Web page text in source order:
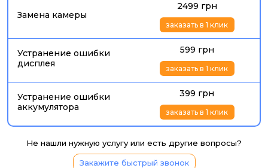
Замена камеры
2499 грн
заказать в 1 клик
Устранение ошибки
дисплея
599 грн
заказать в 1 клик
Устранение ошибки
аккумулятора
399 грн
заказать в 1 клик
Не нашли нужную услугу или есть другие вопросы?
Закажите быстрый звонок